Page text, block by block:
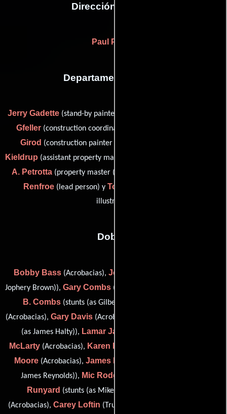
Dirección artística
Paul Peters
Departamento de arte
Jerry Gadette (stand-by painter (as Gerry Gadette)),
Gfeller (construction coordinator (as Bruce Gfeller)),
Girod (construction painter (as Richard Girod)),
Kieldrup (assistant property master (as Gary Kieldrup)),
A. Petrotta(property master (as William Petrotta)),
Renfroe(lead person) y Tom Southwell
illustrator)
Dobles
Bobby Bass (Acrobacias), Jophery C. Brown
Jophery Brown)), Gary Combs (Coordinador de dobles),
B. Combs (stunts (as Gilbert Combs)),
(Acrobacias), Gary Davis (Acrobacias),
(as James Halty)), Lamar Jackson
McLarty (Acrobacias), Karen McLarty
Moore (Acrobacias), James Hooks Reynolds
James Reynolds)), Mic Rodgers
Runyard (stunts (as Mike Runyard)),
(Acrobacias), Carey Loftin (Truck Driver (u) / truck action (u) /